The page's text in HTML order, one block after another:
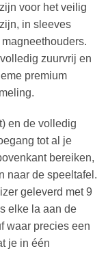
voor het veilig
in sleeves
zuurvrij en
premium
en de volledig
tot al je
bereiken,
naar de speeltafel.
geleverd met 9
elke la aan de
waar precies een
je in één